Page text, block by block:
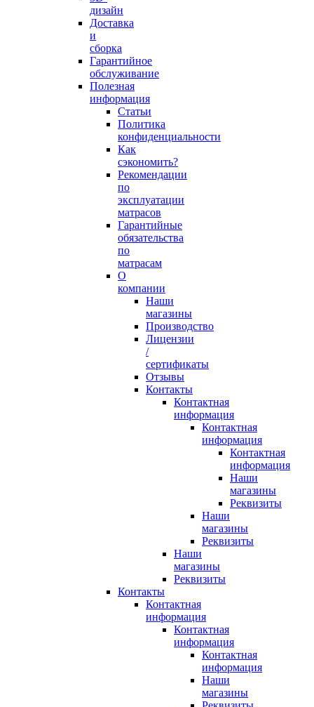
дизайн
Доставка
и
сборка
Гарантийное
обслуживание
Полезная
информация
Статьи
Политика
конфиденциальности
Как
сэкономить?
Рекомендации
по
эксплуатации
матрасов
Гарантийные
обязательства
по
матрасам
О
компании
Наши
магазины
Производство
Лицензии
/
сертификаты
Отзывы
Контакты
Контактная
информация
Контактная
информация
Контактная
информация
Наши
магазины
Реквизиты
Наши
магазины
Реквизиты
Наши
магазины
Реквизиты
Контакты
Контактная
информация
Контактная
информация
Контактная
информация
Наши
магазины